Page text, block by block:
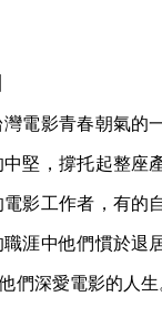
電影青春朝氣的
堅，撐托起整座
影工作者，有的
涯中他們慣於退
們深愛電影的人生